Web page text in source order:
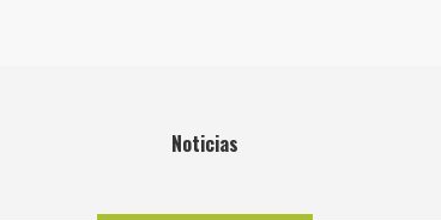
Noticias